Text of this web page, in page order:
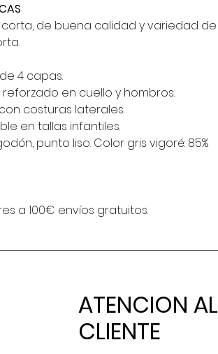
de buena calidad y variedad de
4 capas.
en cuello y hombros.
costuras laterales.
en tallas infantiles.
punto liso. Color gris vigoré: 85%
a 100€ envíos gratuitos.
ATENCION AL
CLIENTE